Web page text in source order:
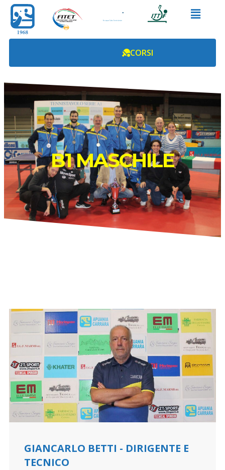
CORSI
B1 MASCHILE
GIANCARLO BETTI - DIRIGENTE E
TECNICO